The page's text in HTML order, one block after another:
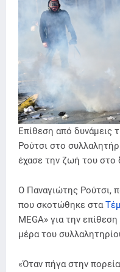
Επίθεση από
Ρούτσι στο
έχασε την ζωή του
Ο Παναγιώτης Ρούτσι,
που σκοτώθηκε στα
MEGA» για την
μέρα του
«Όταν πήγα στην